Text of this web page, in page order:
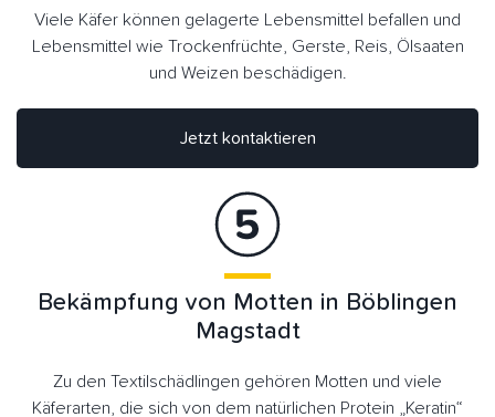
Jetzt kontaktieren
Viele Käfer können gelagerte Lebensmittel befallen und
Lebensmittel wie Trockenfrüchte, Gerste, Reis, Ölsaaten
und Weizen beschädigen.
Bekämpfung von Motten in Böblingen
Magstadt
Zu den Textilschädlingen gehören Motten und viele
Käferarten, die sich von dem natürlichen Protein „Keratin“